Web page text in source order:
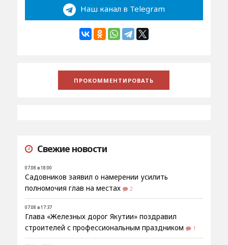
Наш канал в Telegram
Свежие новости
07.08 в 18:00
Садовников заявил о намерении усилить
полномочия глав на местах
2
07.08 в 17:37
Глава «Железных дорог Якутии» поздравил
строителей с профессиональным праздником
1